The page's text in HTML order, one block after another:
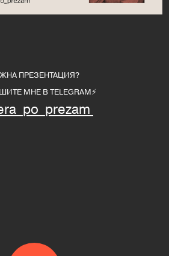
ПРЕЗЕНТАЦИЯ?
МНЕ В TELEGRAM⚡️